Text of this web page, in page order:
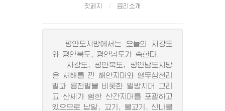
첫페지 료리소개
평안도지방에서는 오늘의 자강도
와 평안북도, 평안남도가 속한다.
자강도, 평안북도, 평안남도지방
은 서해를 낀 해안지대와 열두삼천리
벌과 룡천벌을 비롯한 벌방지대 그리
고 산세가 험한 산간지대를 포괄하고
있으므로 낟알, 고기, 물고기, 산나물